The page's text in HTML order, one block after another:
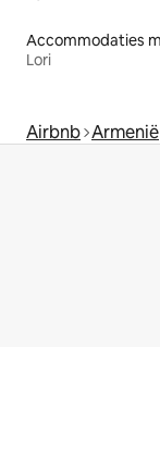
Lori
Airbnb Armenië